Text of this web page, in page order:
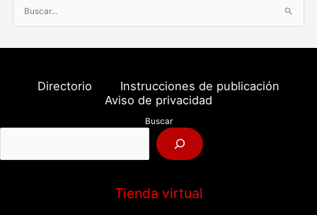
u
s
o
:
Directorio
Instrucciones de publicación
Aviso de privacidad
Buscar
Tienda virtual